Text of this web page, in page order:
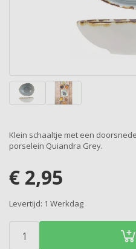
Klein schaaltje met een
porselein Quiandra Grey.
€ 2,95
Levertijd: 1 Werkdag